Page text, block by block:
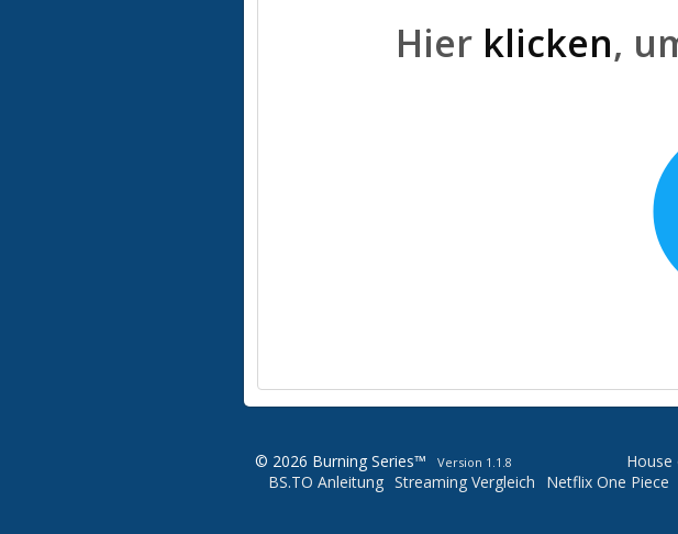
Hier klicken,
© 2026 Burning Series™ Version 1.1.8
Netflix One Piece
Streaming Vergleich
BS.TO Anleitung